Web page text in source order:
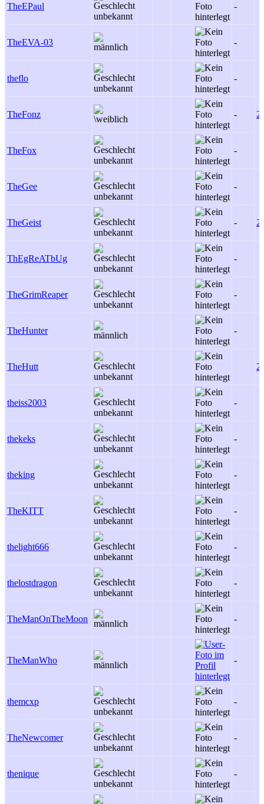
TheEPaul -
TheEVA-03 -
theflo -
TheFonz - 2
TheFox -
TheGee -
TheGeist - 2
ThEgReATbUg -
TheGrimReaper -
TheHunter -
TheHutt 2
theiss2003 -
thekeks -
theking -
TheKITT -
thelight666 -
thelostdragon -
TheManOnTheMoon -
TheManWho -
themcxp -
TheNewcomer -
thenique -